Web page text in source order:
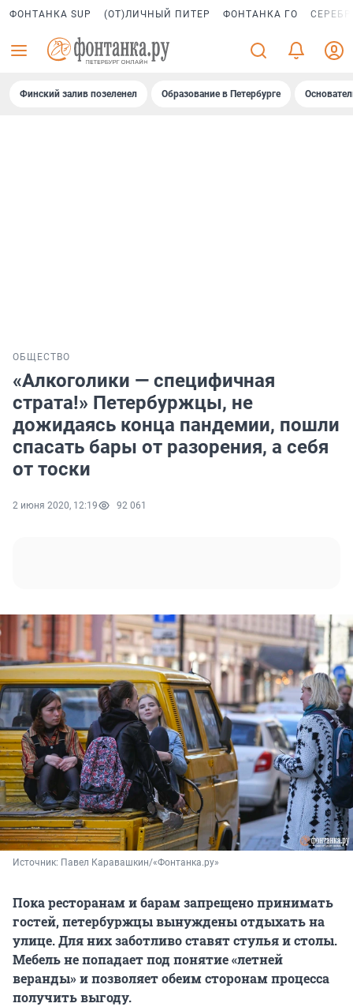
ФОНТАНКА SUP (ОТ)ЛИЧНЫЙ ПИТЕР ФОНТАНКА ГО
Финский залив позеленел Образование в Петербурге
ОБЩЕСТВО
«Алкоголики — специфичная
страта!» Петербуржцы, не
дожидаясь конца пандемии, пошли
спасать бары от разорения, а себя
от тоски
2 июня 2020, 12:19 92 061
Источник: Павел Каравашкин/«Фонтанка.ру»
Пока ресторанам и барам запрещено принимать
гостей, петербуржцы вынуждены отдыхать на
улице. Для них заботливо ставят стулья и столы.
Мебель не попадает под понятие «летней
веранды» и позволяет обеим сторонам процесса
получить выгоду.